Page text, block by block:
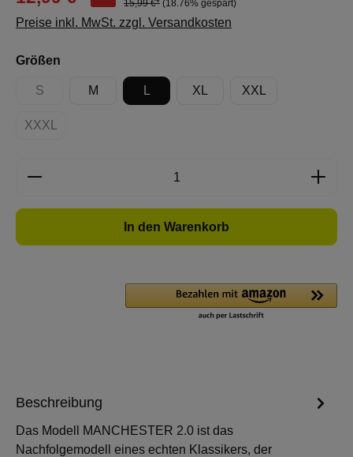
15,99 €* (18.76% gespart)
Preise inkl. MwSt. zzgl. Versandkosten
Größen
S
(Diese Option ist zurzeit nicht verfügbar.)
M L XL XXL
XXXL
(Diese Option ist zurzeit nicht verfügbar.)
Produkt Anzahl: Gib den gewünschten
In den Warenkorb
Beschreibung
Das Modell MANCHESTER 2.0 ist das
Nachfolgemodell eines echten Klassikers, der